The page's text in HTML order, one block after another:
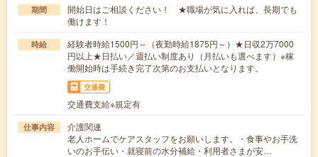
期間
開始日はご相談ください！ ★職場が気に入れば、長期でも
働けます！
時給
経験者時給1500円～（夜勤時給1875円～）★日収2万7000
円以上★日払い／週払い制度あり（月払いも選べます）※稼
働開始時は手続き完了次第のお支払いとなります。
交通費
交通費支給※規定有
仕事内容
介護関連
老人ホームでケアスタッフをお願いします。・食事やお手洗
いのお手伝い・就寝前の水分補給・利用者さまが安…